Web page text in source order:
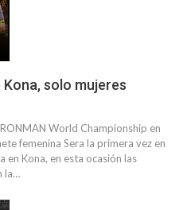
solo mujeres
World Championship en
femenina Sera la primera vez en
en Kona, en esta ocasión las
la…